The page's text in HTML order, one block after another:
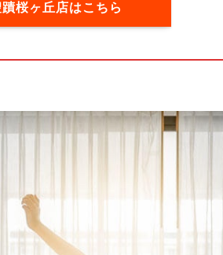
蹟桜ヶ丘店はこちら